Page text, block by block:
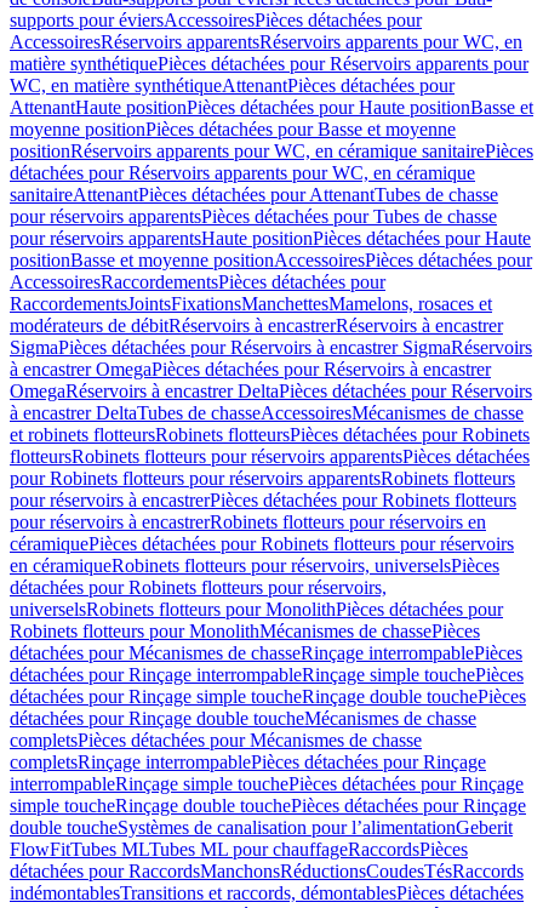
supports pour éviersAccessoiresPièces détachées pour
AccessoiresRéservoirs apparentsRéservoirs apparents pour WC, en
matière synthétiquePièces détachées pour Réservoirs apparents pour
WC, en matière synthétiqueAttenantPièces détachées pour
AttenantHaute positionPièces détachées pour Haute positionBasse et
moyenne positionPièces détachées pour Basse et moyenne
positionRéservoirs apparents pour WC, en céramique sanitairePièces
détachées pour Réservoirs apparents pour WC, en céramique
sanitaireAttenantPièces détachées pour AttenantTubes de chasse
pour réservoirs apparentsPièces détachées pour Tubes de chasse
pour réservoirs apparentsHaute positionPièces détachées pour Haute
positionBasse et moyenne positionAccessoiresPièces détachées pour
AccessoiresRaccordementsPièces détachées pour
RaccordementsJointsFixationsManchettesMamelons, rosaces et
modérateurs de débitRéservoirs à encastrerRéservoirs à encastrer
SigmaPièces détachées pour Réservoirs à encastrer SigmaRéservoirs
à encastrer OmegaPièces détachées pour Réservoirs à encastrer
OmegaRéservoirs à encastrer DeltaPièces détachées pour Réservoirs
à encastrer DeltaTubes de chasseAccessoiresMécanismes de chasse
et robinets flotteursRobinets flotteursPièces détachées pour Robinets
flotteursRobinets flotteurs pour réservoirs apparentsPièces détachées
pour Robinets flotteurs pour réservoirs apparentsRobinets flotteurs
pour réservoirs à encastrerPièces détachées pour Robinets flotteurs
pour réservoirs à encastrerRobinets flotteurs pour réservoirs en
céramiquePièces détachées pour Robinets flotteurs pour réservoirs
en céramiqueRobinets flotteurs pour réservoirs, universelsPièces
détachées pour Robinets flotteurs pour réservoirs,
universelsRobinets flotteurs pour MonolithPièces détachées pour
Robinets flotteurs pour MonolithMécanismes de chassePièces
détachées pour Mécanismes de chasseRinçage interrompablePièces
détachées pour Rinçage interrompableRinçage simple touchePièces
détachées pour Rinçage simple toucheRinçage double touchePièces
détachées pour Rinçage double toucheMécanismes de chasse
completsPièces détachées pour Mécanismes de chasse
completsRinçage interrompablePièces détachées pour Rinçage
interrompableRinçage simple touchePièces détachées pour Rinçage
simple toucheRinçage double touchePièces détachées pour Rinçage
double toucheSystèmes de canalisation pour l’alimentationGeberit
FlowFitTubes MLTubes ML pour chauffageRaccordsPièces
détachées pour RaccordsManchonsRéductionsCoudesTésRaccords
indémontablesTransitions et raccords, démontablesPièces détachées